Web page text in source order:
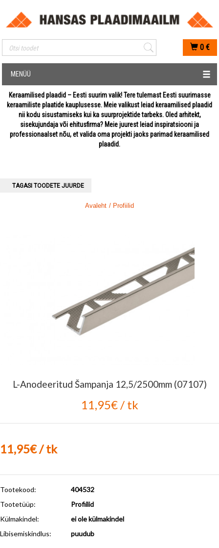
Mobiilis otsimise sisestus
0 €
MENÜÜ
Keraamilised plaadid – Eesti suurim valik! Tere tulemast Eesti suurimasse
keraamiliste plaatide kauplusesse. Meie valikust leiad keraamilised plaadid
nii kodu sisustamiseks kui ka suurprojektide tarbeks. Oled arhitekt,
sisekujundaja või ehitusfirma? Meie juurest leiad inspiratsiooni ja
professionaalset nõu, et valida oma projekti jaoks parimad keraamilised
plaadid.
TAGASI TOODETE JUURDE
Avaleht / Profiilid
L-Anodeeritud Šampanja 12,5/2500mm (07107)
11,95€ / tk
11,95€ / tk
Tootekood:
404532
Tootetüüp:
Profiilid
Külmakindel:
ei ole külmakindel
Libisemiskindlus: puudub